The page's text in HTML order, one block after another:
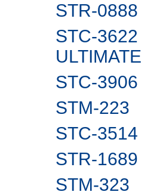
STR-0888
STC-3622
ULTIMATE
STC-3906
STM-223
STC-3514
STR-1689
STM-323